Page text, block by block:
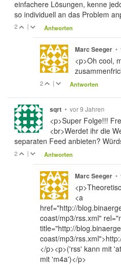
einfachere Lösungen, kenne
so individuell an das Problem
2 | Antworten
Marc Seeger •
<p>Oh cool,
2 | Antworten
sqrt • vor 9 Jahren
<p>Super Folge!!!
<br>Werdet ihr die
separaten Feed anbieten?
2 | Antworten
Marc Seeger •
<a
href="http://
coast/mp3/rss.xml"
title="http://
coast/mp3/
</p><p>('rss' kann mit
mit 'm4a')</p>